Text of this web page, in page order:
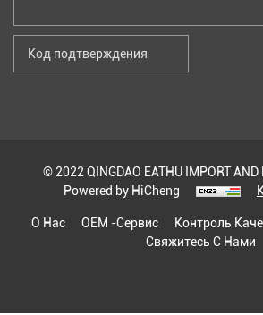
© 2022 QINGDAO EATHU IMPORT AND
Powered by HiCheng
О Нас
OEM -сервис Контроль
Свяжитесь С Нами